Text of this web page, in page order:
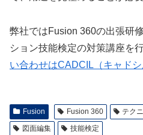
弊社ではFusion 360の出張研
ション技能検定の対策講座を
い合わせはCADCIL（キャド
Fusion Fusion 360
テク
図面編集
技能検定